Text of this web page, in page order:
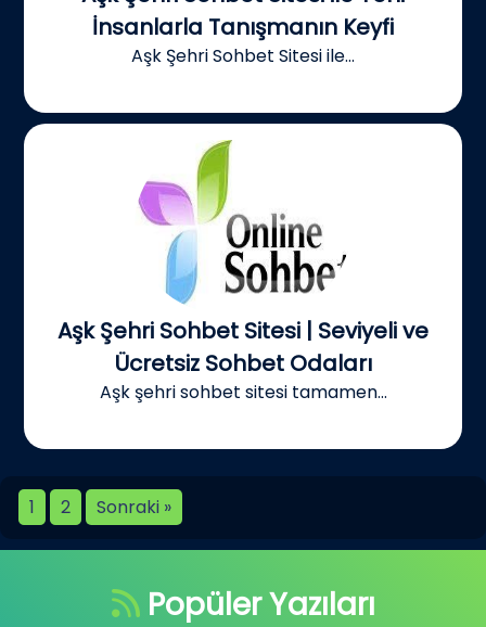
İnsanlarla Tanışmanın Keyfi
Aşk Şehri Sohbet Sitesi ile...
Aşk Şehri Sohbet Sitesi | Seviyeli ve
Ücretsiz Sohbet Odaları
Aşk şehri sohbet sitesi tamamen...
1 2 Sonraki »
Popüler Yazıları